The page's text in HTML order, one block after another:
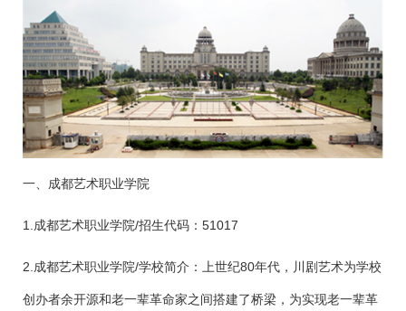
一、成都艺术职业学院
1.成都艺术职业学院/招生代码：51017
2.成都艺术职业学院/学校简介：上世纪80年代，川剧艺术为学校
创办者余开源和老一辈革命家之间搭建了桥梁，为实现老一辈革